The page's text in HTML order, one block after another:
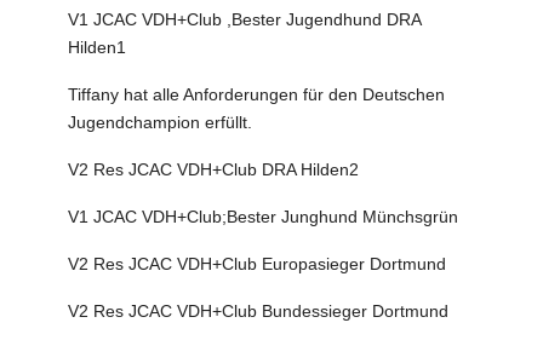
V1 JCAC VDH+Club ,Bester Jugendhund DRA
Hilden1
Tiffany hat alle Anforderungen für den Deutschen
Jugendchampion erfüllt.
V2 Res JCAC VDH+Club DRA Hilden2
V1 JCAC VDH+Club;Bester Junghund Münchsgrün
V2 Res JCAC VDH+Club Europasieger Dortmund
V2 Res JCAC VDH+Club Bundessieger Dortmund